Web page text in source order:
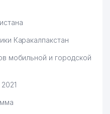
Каракалпакстан
мобильной и городской